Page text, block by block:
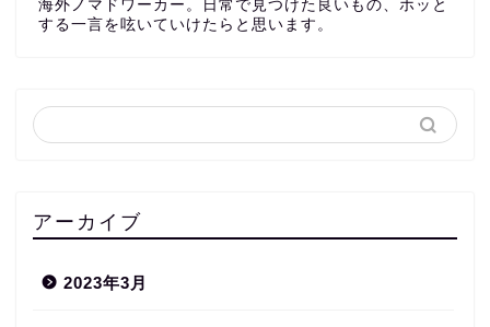
海外ノマドワーカー。日常で見つけた良いもの、ホッと
する一言を呟いていけたらと思います。
アーカイブ
2023年3月